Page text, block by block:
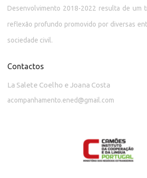
Desenvolvimento 2018-2022 resulta de um
reflexão profundo promovido por diversas
sociedade civil.
Contactos
La Salete Coelho e Joana Costa
acompanhamento.ened@gmail.com